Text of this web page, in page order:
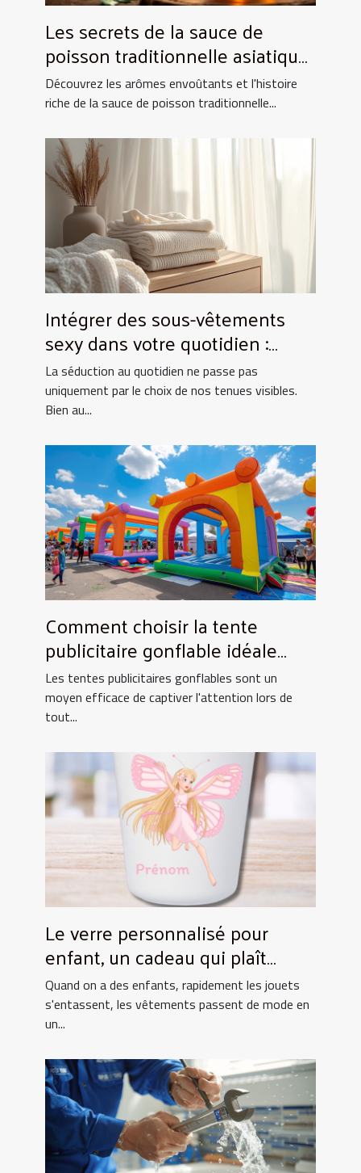
Les secrets de la sauce de
poisson traditionnelle asiatique
et ses utilisations culinaires
Découvrez les arômes envoûtants et l'histoire
riche de la sauce de poisson traditionnelle...
Intégrer des sous-vêtements
sexy dans votre quotidien :
Astuces et conseils
La séduction au quotidien ne passe pas
uniquement par le choix de nos tenues visibles.
Bien au...
Comment choisir la tente
publicitaire gonflable idéale
pour vos événements
Les tentes publicitaires gonflables sont un
moyen efficace de captiver l'attention lors de
tout...
Le verre personnalisé pour
enfant, un cadeau qui plaît
toujours !
Quand on a des enfants, rapidement les jouets
s'entassent, les vêtements passent de mode en
un...